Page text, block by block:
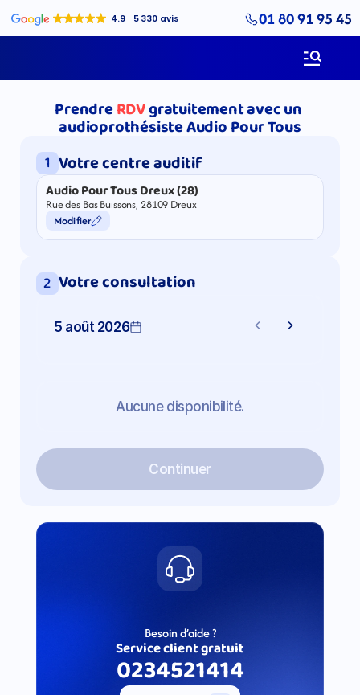
01 80 91 95 45
PrendreRDVgratuitement avec un
audioprothésiste Audio Pour Tous
1 Votre centre auditif
Audio Pour Tous Dreux (28)
Rue des Bas Buissons, 28109 Dreux
Modifier
2 Votre consultation
5 août 2026
Aucune disponibilité.
Continuer
Besoin d’aide ?
Service client gratuit
0234521414